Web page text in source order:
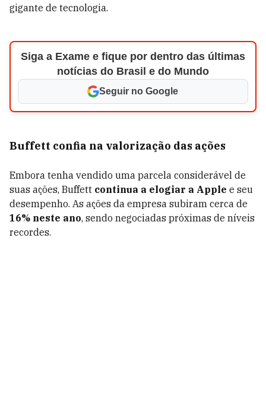
gigante de tecnologia.
Siga a Exame e fique por dentro das últimas
notícias do Brasil e do Mundo
Seguir no Google
Buffett confia na valorização das ações
Embora tenha vendido uma parcela considerável de
suas ações, Buffett continua a elogiar a Apple e seu
desempenho. As ações da empresa subiram cerca de
16% neste ano, sendo negociadas próximas de níveis
recordes.